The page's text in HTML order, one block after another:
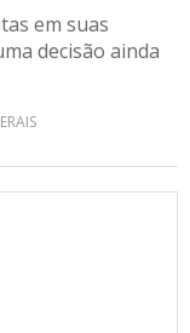
em suas
decisão ainda